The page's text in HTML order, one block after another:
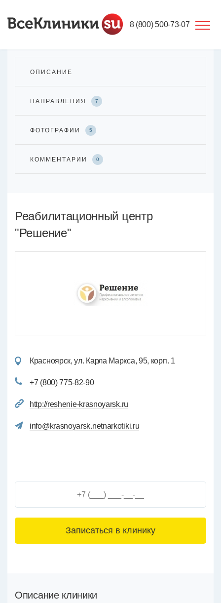
8 (800) 500-73-07
ОПИСАНИЕ
НАПРАВЛЕНИЯ 7
ФОТОГРАФИИ 5
КОММЕНТАРИИ 0
Реабилитационный центр
"Решение"
Красноярск, ул. Карла Маркса, 95, корп. 1
+7 (800) 775-82-90
http://reshenie-krasnoyarsk.ru
info@krasnoyarsk.netnarkotiki.ru
3+6=
Описание клиники